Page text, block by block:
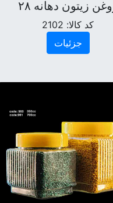
زیتون دهانه ۲۸
کد کالا: 2102
جزئیات